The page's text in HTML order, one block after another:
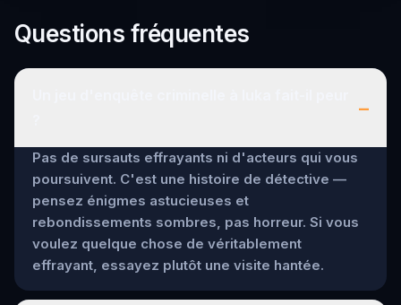
Questions fréquentes
–
Pas de sursauts effrayants ni d'acteurs qui vous
poursuivent. C'est une histoire de détective —
pensez énigmes astucieuses et
rebondissements sombres, pas horreur. Si vous
voulez quelque chose de véritablement
effrayant, essayez plutôt une visite hantée.